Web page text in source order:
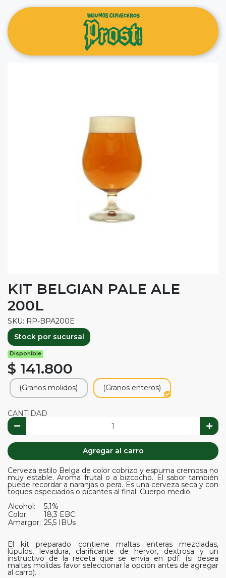
KIT BELGIAN PALE ALE
200L
SKU: RP-BPA200E
Stock por sucursal
Disponible
$ 141.800
(Granos molidos) (Granos enteros)
CANTIDAD
Agregar al carro
Cerveza estilo Belga de color cobrizo y espuma cremosa no
muy estable. Aroma frutal o a bizcocho. El sabor también
puede recordar a naranjas o pera. Es una cerveza seca y con
toques especiados o picantes al final. Cuerpo medio.
Alcohol:
5,1%
Color:
18,3 EBC
Amargor: 25,5 IBUs
El kit preparado contiene maltas enteras mezcladas,
lúpulos, levadura, clarificante de hervor, dextrosa y un
instructivo de la receta que se envía en pdf. (si desea
maltas molidas favor seleccionar la opción antes de agregar
al carro).